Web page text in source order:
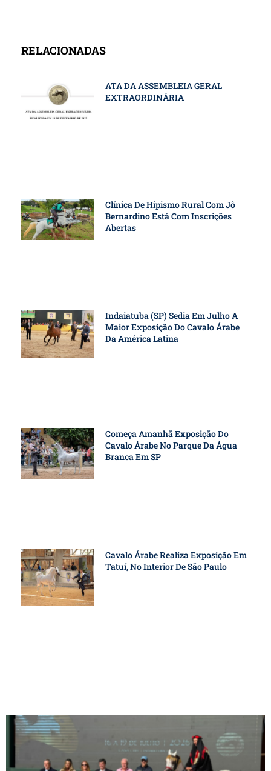
RELACIONADAS
ATA DA ASSEMBLEIA GERAL
EXTRAORDINÁRIA
Clínica De Hipismo Rural Com Jô
Bernardino Está Com Inscrições
Abertas
Indaiatuba (SP) Sedia Em Julho A
Maior Exposição Do Cavalo Árabe
Da América Latina
Começa Amanhã Exposição Do
Cavalo Árabe No Parque Da Água
Branca Em SP
Cavalo Árabe Realiza Exposição Em
Tatuí, No Interior De São Paulo